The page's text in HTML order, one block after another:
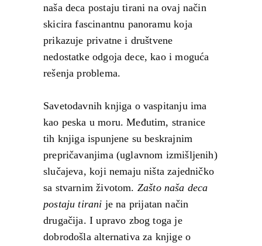
naša deca postaju tirani na ovaj način
skicira fascinantnu panoramu koja
prikazuje privatne i društvene
nedostatke odgoja dece, kao i moguća
rešenja problema.
Savetodavnih knjiga o vaspitanju ima
kao peska u moru. Međutim, stranice
tih knjiga ispunjene su beskrajnim
prepričavanjima (uglavnom izmišljenih)
slučajeva, koji nemaju ništa zajedničko
sa stvarnim životom. Zašto naša deca
postaju tirani je na prijatan način
drugačija. I upravo zbog toga je
dobrodošla alternativa za knjige o